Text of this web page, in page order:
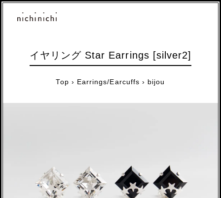
イヤリング Star Earrings [silver2]
Top › Earrings/Earcuffs › bijou